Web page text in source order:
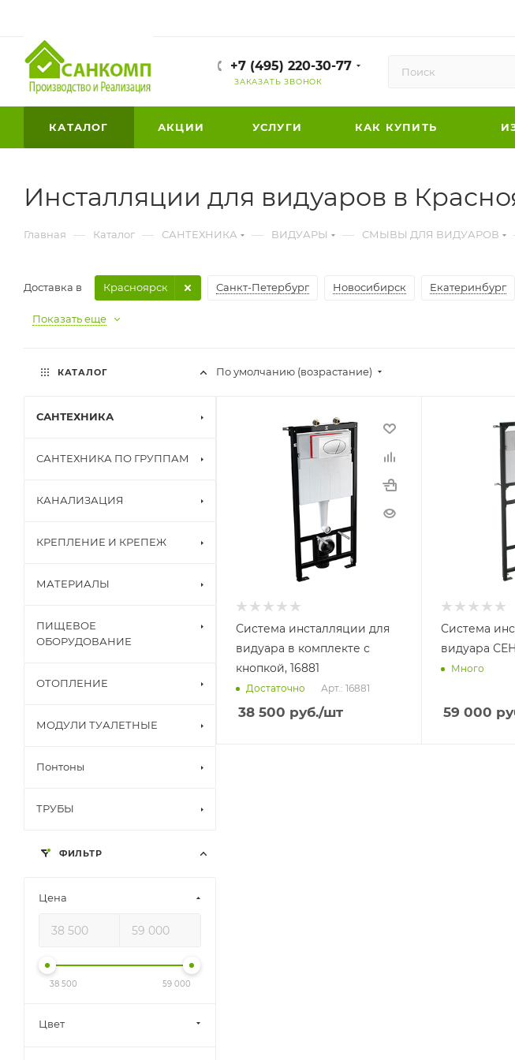
+7 (495) 220-30-77
ЗАКАЗАТЬ ЗВОНОК
КАТАЛОГ АКЦИИ УСЛУГИ КАК КУПИТЬ
Инсталляции для видуаров в
Главная — Каталог — САНТЕХНИКА — ВИДУАРЫ — СМЫВЫ ДЛЯ ВИДУАРОВ
Доставка в Санкт-Петербург Новосибирск Екатеринбург
Красноярск
Показать еще
По умолчанию (возрастание)
Система инсталляции для
видуара в комплекте с
кнопкой, 16881
Достаточно Арт.: 16881
38 500 руб./шт
Система
видуара
Много
59 000
КАТАЛОГ
САНТЕХНИКА
САНТЕХНИКА ПО ГРУППАМ
КАНАЛИЗАЦИЯ
КРЕПЛЕНИЕ И КРЕПЕЖ
МАТЕРИАЛЫ
ПИЩЕВОЕ
ОБОРУДОВАНИЕ
ОТОПЛЕНИЕ
МОДУЛИ ТУАЛЕТНЫЕ
Понтоны
ТРУБЫ
ФИЛЬТР
Цена
38 500 59 000
Цвет